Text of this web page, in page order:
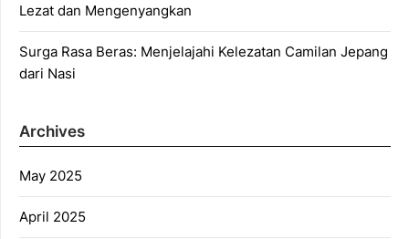
Lezat dan Mengenyangkan
Surga Rasa Beras: Menjelajahi Kelezatan Camilan Jepang
dari Nasi
Archives
May 2025
April 2025